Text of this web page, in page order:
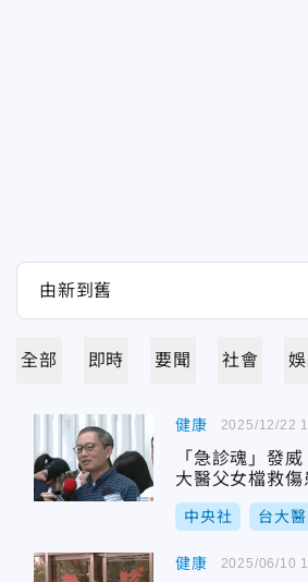
全部 即時 要聞 社會
健康
「急診魂」發
大醫父女檔救傷
中央社 台大
2025/12/22
健康 2025/06/10